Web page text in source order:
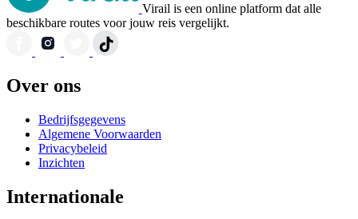
Virail is een online platform dat alle
beschikbare routes voor jouw reis vergelijkt.
Over ons
Bedrijfsgegevens
Algemene Voorwaarden
Privacybeleid
Inzichten
Internationale